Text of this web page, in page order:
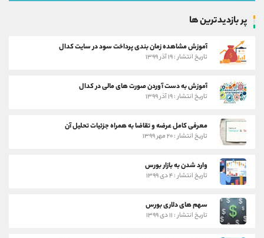
پر بازدیدترین ها
آموزش مشاهده زمان بندی پرداخت سود در سایت کدال
تاریخ انتشار : ۱۹ آذر ۱۳۹۹
آموزش به دست آوردن صورت های مالی در کدال
تاریخ انتشار : ۱۹ آذر ۱۳۹۹
معرفی کامل عرضه و تقاضا به همراه جزئیات تحلیل آن
تاریخ انتشار : ۲۰ مهر ۱۳۹۹
وارد شدن به بازار بورس
تاریخ انتشار : ۴ دی ۱۳۹۹
سهم های دلاری بورس
تاریخ انتشار : ۱۱ دی ۱۳۹۹